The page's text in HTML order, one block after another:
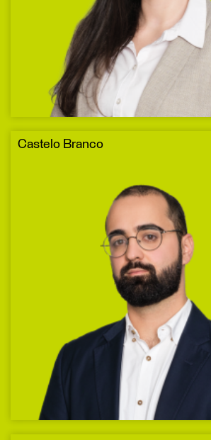
Castelo Branco